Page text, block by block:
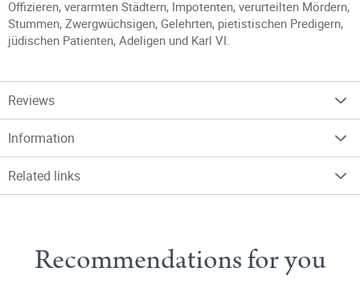
Offizieren, verarmten Städtern, Impotenten, verurteilten Mördern,
Stummen, Zwergwüchsigen, Gelehrten, pietistischen Predigern,
jüdischen Patienten, Adeligen und Karl VI.
Reviews
Information
Related links
Recommendations for you